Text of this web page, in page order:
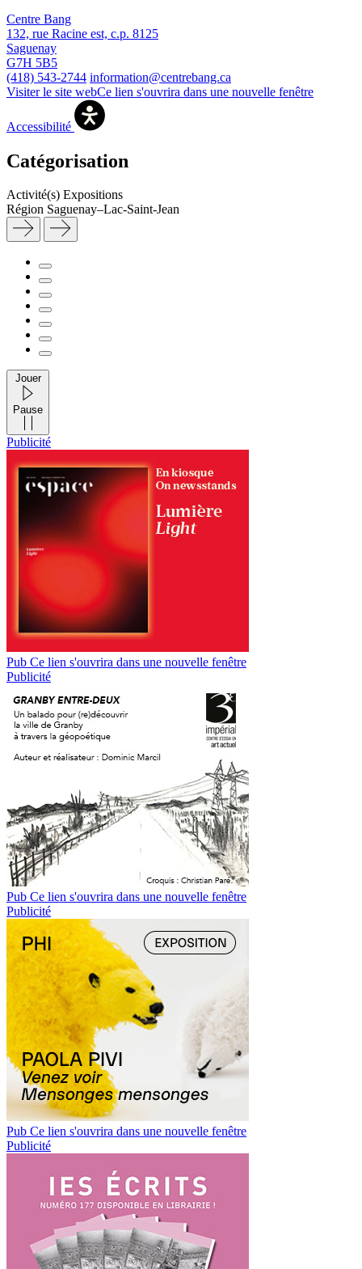
Centre Bang
132, rue Racine est, c.p. 8125
Saguenay
G7H 5B5
(418) 543-2744 information@centrebang.ca
Visiter le site webCe lien s'ouvrira dans une nouvelle fenêtre
Accessibilité
Catégorisation
Activité(s) Expositions
Région Saguenay–Lac-Saint-Jean
Jouer
Pause
Publicité
Pub Ce lien s'ouvrira dans une nouvelle fenêtre
Publicité
Pub Ce lien s'ouvrira dans une nouvelle fenêtre
Publicité
Pub Ce lien s'ouvrira dans une nouvelle fenêtre
Publicité